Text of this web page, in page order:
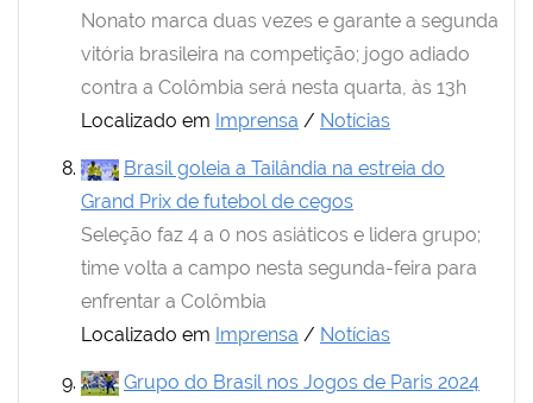
Nonato marca duas vezes e garante a segunda
vitória brasileira na competição; jogo adiado
contra a Colômbia será nesta quarta, às 13h
Localizado em Imprensa / Notícias
Brasil goleia a Tailândia na estreia do
Grand Prix de futebol de cegos
Seleção faz 4 a 0 nos asiáticos e lidera grupo;
time volta a campo nesta segunda-feira para
enfrentar a Colômbia
Localizado em Imprensa / Notícias
Grupo do Brasil nos Jogos de Paris 2024